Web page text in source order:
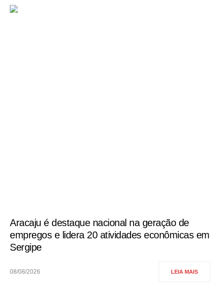
Aracaju é destaque nacional na geração de
empregos e lidera 20 atividades econômicas em
Sergipe
08/08/2026 LEIA MAIS